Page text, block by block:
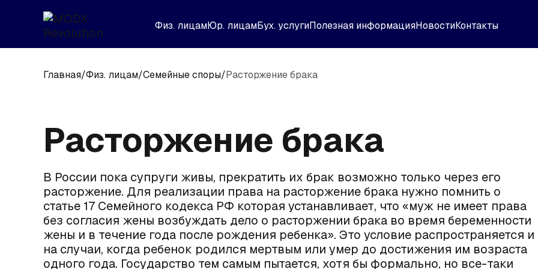
Физ. лицамЮр. лицамБух. услугиПолезная информацияНовостиКонтакты
Главная/Физ. лицам/Семейные споры/Расторжение брака
Расторжение брака
В России пока супруги живы, прекратить их брак возможно только через его
расторжение. Для реализации права на расторжение брака нужно помнить о
статье 17 Семейного кодекса РФ которая устанавливает, что «муж не имеет права
без согласия жены возбуждать дело о расторжении брака во время беременности
жены и в течение года после рождения ребенка». Это условие распространяется и
на случаи, когда ребенок родился мертвым или умер до достижения им возраста
одного года. Государство тем самым пытается, хотя бы формально, но все-таки